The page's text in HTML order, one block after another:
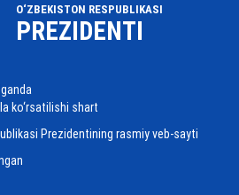
O‘ZBEKISTON RESPUBLIKASI
PREZIDENTI
ko‘rsatilishi shart
Prezidentining rasmiy veb-sayti